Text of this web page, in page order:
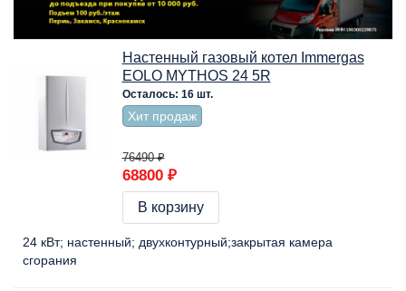
Настенный газовый котел Immergas
EOLO MYTHOS 24 5R
Осталось: 16 шт.
Хит продаж
76490 ₽
68800 ₽
В корзину
24 кВт настенный двухконтурный закрытая камера
сгорания